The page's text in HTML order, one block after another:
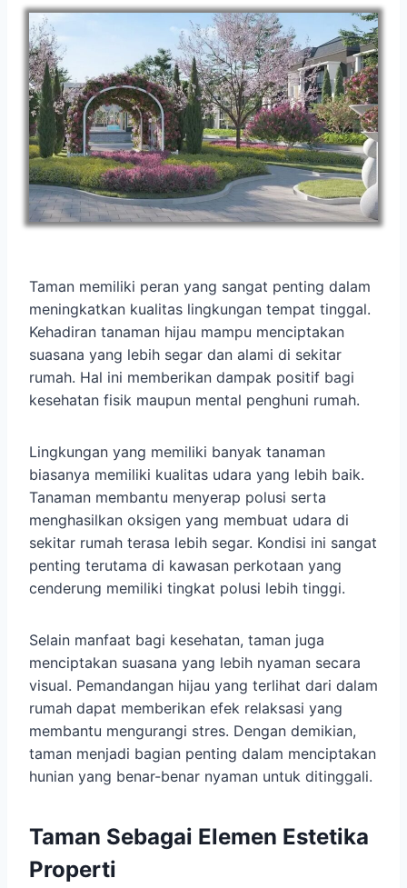
Taman memiliki peran yang sangat penting dalam
meningkatkan kualitas lingkungan tempat tinggal.
Kehadiran tanaman hijau mampu menciptakan
suasana yang lebih segar dan alami di sekitar
rumah. Hal ini memberikan dampak positif bagi
kesehatan fisik maupun mental penghuni rumah.
Lingkungan yang memiliki banyak tanaman
biasanya memiliki kualitas udara yang lebih baik.
Tanaman membantu menyerap polusi serta
menghasilkan oksigen yang membuat udara di
sekitar rumah terasa lebih segar. Kondisi ini sangat
penting terutama di kawasan perkotaan yang
cenderung memiliki tingkat polusi lebih tinggi.
Selain manfaat bagi kesehatan, taman juga
menciptakan suasana yang lebih nyaman secara
visual. Pemandangan hijau yang terlihat dari dalam
rumah dapat memberikan efek relaksasi yang
membantu mengurangi stres. Dengan demikian,
taman menjadi bagian penting dalam menciptakan
hunian yang benar-benar nyaman untuk ditinggali.
Taman Sebagai Elemen Estetika
Properti